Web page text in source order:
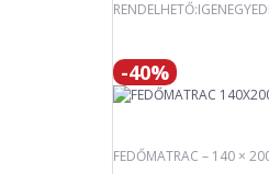
-40%
FEDŐMATRAC – 140 ×